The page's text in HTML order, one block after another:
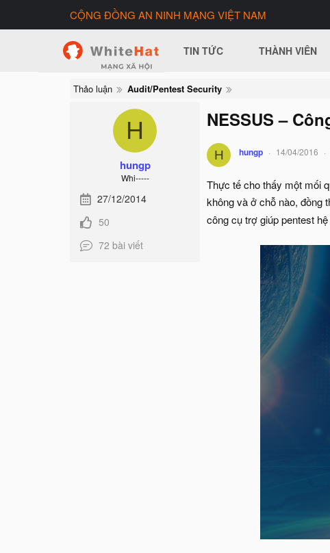
CỘNG ĐỒNG AN NINH MẠNG VIỆT NAM
TIN TỨC THÀNH VIÊN
Thảo luận Audit/Pentest Security
H
hungp
Whi-----
27/12/2014
50
72 bài viết
NESSUS –
H hungp 14/04/2016
Thực tế cho thấy một mối
không và ở chỗ nào, đồng
công cụ trợ giúp pentest hệ